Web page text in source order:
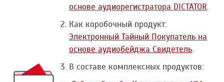
основе аудиорегистратора DICTATOR.
Как коробочный продукт:
Электронный Тайный Покупатель на
основе аудиобейджа Свидетель.
В составе комплексных продуктов: